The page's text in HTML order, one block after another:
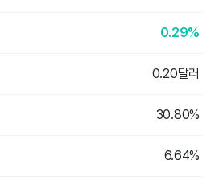
0.29%
0.20달러
30.80%
6.64%